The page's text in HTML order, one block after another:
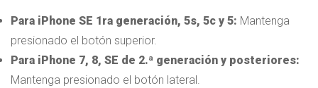
Para iPhone SE 1ra generación, 5s, 5c y 5: Mantenga
presionado el botón superior.
Para iPhone 7, 8, SE de 2.ª generación y posteriores:
Mantenga presionado el botón lateral.